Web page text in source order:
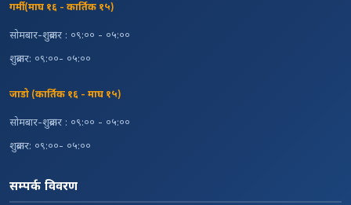
गर्मी (माघ १६ - कार्तिक १५)
सोमबार-शुक्रबार : ०९:०० - ०५:००
शुक्रबार: ०९:००- ०५:००
जाडो (कार्तिक १६ - माघ १५)
सोमबार-शुक्रबार : ०९:०० - ०५:००
शुक्रबार: ०९:००- ०५:००
सम्पर्क विवरण